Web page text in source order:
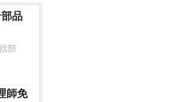
品
部
師免